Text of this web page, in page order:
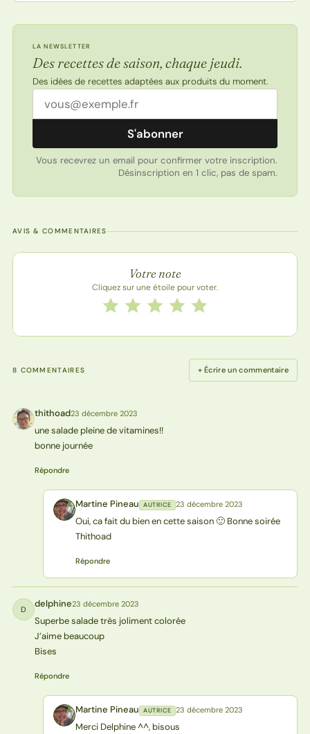
LA NEWSLETTER
Des recettes de saison, chaque jeudi.
Des idées de recettes adaptées aux produits du moment.
Adresse email
S'abonner
Vous recevrez un email pour confirmer votre inscription.
Désinscription en 1 clic, pas de spam.
AVIS & COMMENTAIRES
Note de la recette
Votre note
Cliquez sur une étoile pour voter.
Notez cette recette de 1 à 5 étoiles
5 étoiles
4 étoiles
3 étoiles
2 étoiles
1 étoile
8 COMMENTAIRES + Écrire un commentaire
T thithoad23 décembre 2023
une salade pleine de vitamines!!
bonne journée
Répondre
MP Martine Pineau AUTRICE 23 décembre 2023
Oui, ca fait du bien en cette saison 🙂 Bonne soirée
Thithoad
Répondre
D delphine23 décembre 2023
Superbe salade très joliment colorée
J’aime beaucoup
Bises
Répondre
MP Martine Pineau AUTRICE 23 décembre 2023
Merci Delphine ^^, bisous